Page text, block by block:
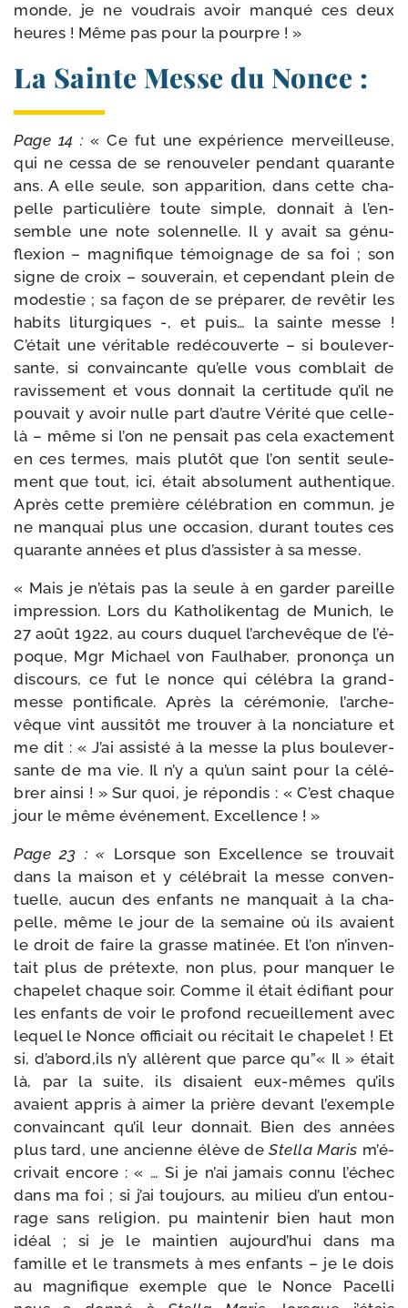
monde, je ne vou­drais avoir man­qué ces deux
heures ! Même pas pour la pourpre ! »
La Sainte Messe du Nonce :
Page 14 :« Ce fut une expé­rience mer­veilleuse,
qui ne ces­sa de se renou­ve­ler pen­dant qua­rante
ans. A elle seule, son appa­ri­tion, dans cette cha­
pelle par­ti­cu­lière toute simple, don­nait à l’en­
semble une note solen­nelle. Il y avait sa génu­
flexion – magni­fique témoi­gnage de sa foi ; son
signe de croix – sou­ve­rain, et cepen­dant plein de
modes­tie ; sa façon de se pré­pa­rer, de revê­tir les
habits litur­giques -, et puis… la sainte messe !
C’était une véri­table redé­cou­verte – si bou­le­ver­
sante, si convain­cante qu’elle vous com­blait de
ravis­se­ment et vous don­nait la cer­ti­tude qu’il ne
pou­vait y avoir nulle part d’autre Vérité que celle-​
là – même si l’on ne pen­sait pas cela exac­te­ment
en ces termes, mais plu­tôt que l’on sen­tit seule­
ment que tout, ici, était abso­lu­ment authen­tique.
Après cette pre­mière célé­bra­tion en com­mun, je
ne man­quai plus une occa­sion, durant toutes ces
qua­rante années et plus d’as­sis­ter à sa messe.
« Mais je n’é­tais pas la seule à en gar­der pareille
impres­sion. Lors du Katholikentag de Munich, le
27 août 1922, au cours duquel l’ar­che­vêque de l’é­
poque, Mgr Michael von Faulhaber, pro­non­ça un
dis­cours, ce fut le nonce qui célé­bra la grand-​
messe pon­ti­fi­cale. Après la céré­mo­nie, l’ar­che­
vêque vint aus­si­tôt me trou­ver à la non­cia­ture et
me dit : « J’ai assis­té à la messe la plus bou­le­ver­
sante de ma vie. Il n’y a qu’un saint pour la célé­
brer ain­si ! » Sur quoi, je répon­dis : « C’est chaque
jour le même évé­ne­ment, Excellence ! »
Page 23 : « Lorsque son Excellence se trou­vait
dans la mai­son et y célé­brait la messe conven­
tuelle, aucun des enfants ne man­quait à la cha­
pelle, même le jour de la semaine où ils avaient
le droit de faire la grasse mati­née. Et l’on n’in­ven­
tait plus de pré­texte, non plus, pour man­quer le
cha­pe­let chaque soir. Comme il était édi­fiant pour
les enfants de voir le pro­fond recueille­ment avec
lequel le Nonce offi­ciait ou réci­tait le cha­pe­let ! Et
si, d’abord,ils n’y allèrent que parce qu”« Il » était
là, par la suite, ils disaient eux-​mêmes qu’ils
avaient appris à aimer la prière devant l’exemple
convain­cant qu’il leur don­nait. Bien des années
plus tard, une ancienne élève deStella Maris m’é­
cri­vait encore : « … Si je n’ai jamais connu l’é­chec
dans ma foi ; si j’ai tou­jours, au milieu d’un entou­
rage sans reli­gion, pu main­te­nir bien haut mon
idéal ; si je le main­tien aujourd’­hui dans ma
famille et le trans­mets à mes enfants – je le dois
au magni­fique exemple que le Nonce Pacelli